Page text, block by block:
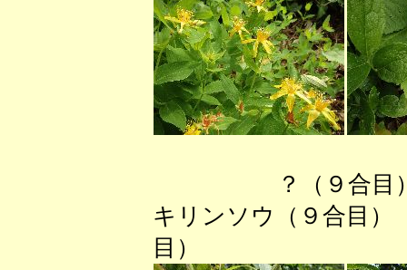
？（９合
キリンソウ（９合目
目）